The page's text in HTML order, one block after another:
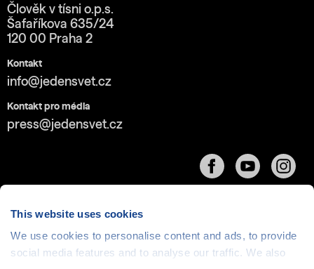
This website uses cookies
We use cookies to personalise content and ads, to provide
social media features and to analyse our traffic. We also
Člověk v tísni o.p.s.
Šafaříkova 635/24
120 00 Praha 2
Kontakt
info@jedensvet.cz
Kontakt pro média
press@jedensvet.cz
Cookies| © 1999-2026 Člověk v tísni o.p.s., web běží